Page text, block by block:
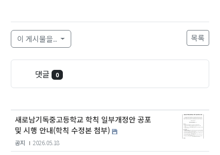
이 게시물을.. 목록
댓글 0
새로남기독중고등학교 학칙 일부개정안 공포
및 시행 안내(학칙 수정본 첨부)
공지 2026.05.18